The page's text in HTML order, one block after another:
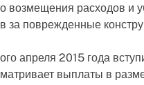
возмещения расходов и
за поврежденные
апреля 2015 года
выплаты в